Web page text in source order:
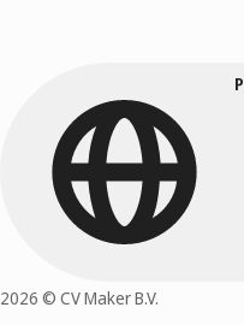
2026 © CV Maker B.V.